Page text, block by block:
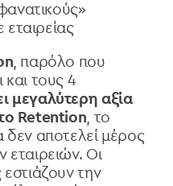
, παρόλο που
και τους 4
μεγαλύτερη αξία
Retention , το
αποτελεί μέρος
εταιρειών. Οι
εστιάζουν την